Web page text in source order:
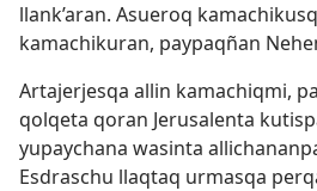
llank’aran. Asueroq
kamachikuran, paypaqñan
Artajerjesqa allin kamachiqmi,
qolqeta qoran Jerusalenta
yupaychana wasinta
Esdraschu llaqtaq urmasqa